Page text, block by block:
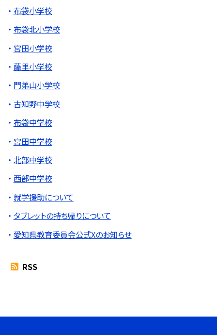
布袋小学校
布袋北小学校
宮田小学校
藤里小学校
門弟山小学校
古知野中学校
布袋中学校
宮田中学校
北部中学校
西部中学校
就学援助について
タブレットの持ち帰りについて
愛知県教育委員会公式Xのお知らせ
RSS